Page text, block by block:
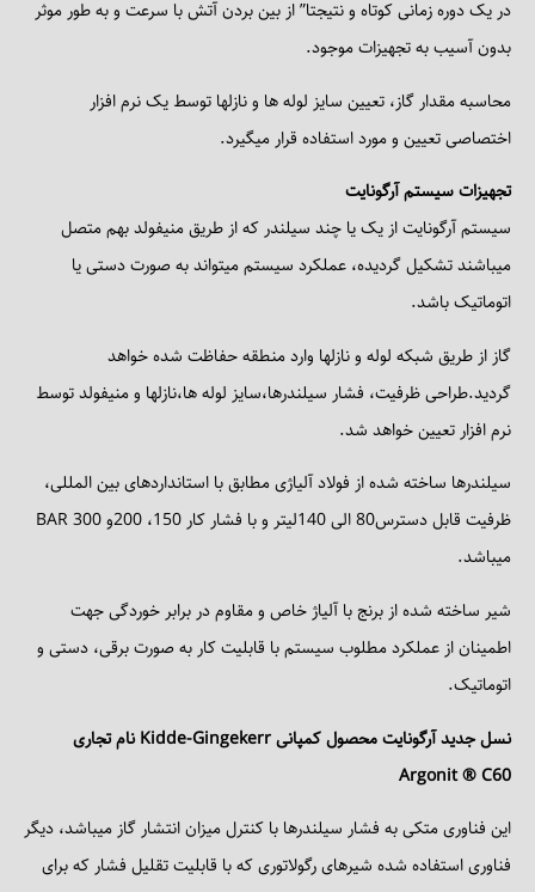
در یک دوره زمانی کوتاه و نتیجتا” از بین بردن آتش با سرعت و به طور موثر
بدون آسیب به تجهیزات موجود.
محاسبه مقدار گاز، تعیین سایز لوله ها و نازلها توسط یک نرم افزار
اختصاصی تعیین و مورد استفاده قرار میگیرد.
تجهیزات سیستم آرگونایت
سیستم آرگونایت از یک یا چند سیلندر که از طریق منیفولد بهم متصل
میباشند تشکیل گردیده، عملکرد سیستم میتواند به صورت دستی یا
اتوماتیک باشد.
گاز از طریق شبکه لوله و نازلها وارد منطقه حفاظت شده خواهد
گردید.طراحی ظرفیت، فشار سیلندرها،سایز لوله ها،نازلها و منیفولد توسط
نرم افزار تعیین خواهد شد.
سیلندرها ساخته شده از فولاد آلیاژی مطابق با استانداردهای بین المللی،
ظرفیت قابل دسترس80 الی 140لیتر و با فشار کار 150، 200و 300 BAR
میباشد.
شیر ساخته شده از برنج با آلیاژ خاص و مقاوم در برابر خوردگی جهت
اطمینان از عملکرد مطلوب سیستم با قابلیت کار به صورت برقی، دستی و
اتوماتیک.
نسل جدید آرگونایت محصول کمپانیKidde-Gingekerr نام تجاری
Argonit ® C60
این فناوری متکی به فشار سیلندرها با کنترل میزان انتشار گاز میباشد، دیگر
فناوری استفاده شده شیرهای رگولاتوری که با قابلیت تقلیل فشار که برای